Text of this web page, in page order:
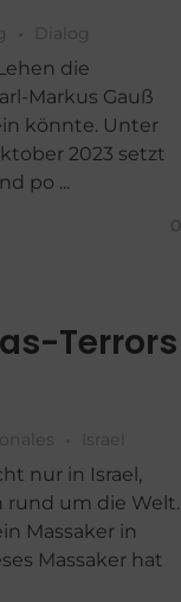
Dialog
die
Markus Gauß
könnte. Unter
2023 setzt
po ...
0
Terrors
Israel
nur in Israel,
rund um die Welt.
Massaker in
Massaker hat